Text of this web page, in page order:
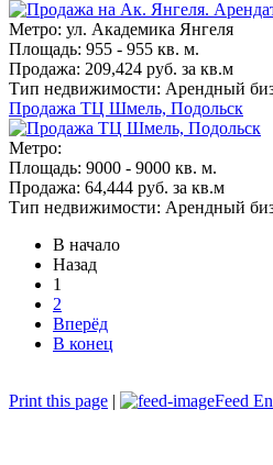
Метро: ул. Академика Янгеля
Площадь: 955 - 955 кв. м.
Продажа: 209,424 руб. за кв.м
Тип недвижимости: Арендный
Продажа ТЦ Шмель, Подольск
Метро:
Площадь: 9000 - 9000 кв. м.
Продажа: 64,444 руб. за кв.м
Тип недвижимости: Арендный
В начало
Назад
1
2
Вперёд
В конец
Print this page | Feed